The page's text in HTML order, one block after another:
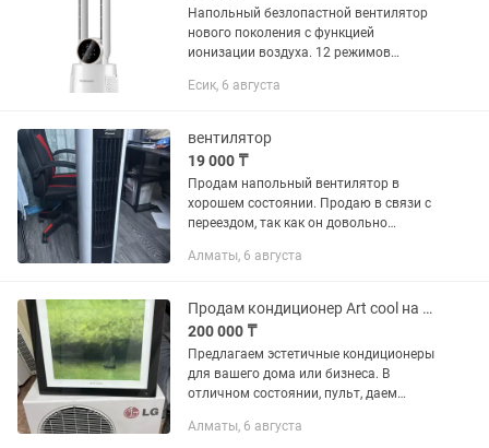
Напольный безлопастной вентилятор
нового поколения с функцией
ионизации воздуха. 12 режимов
автоматический поворот (120
управления управление...
Есик, 6 августа
вентилятор
19 000 ₸
Продам напольный вентилятор в
хорошем состоянии. Продаю в связи с
переездом, так как он довольно
Кондиционер оснащен колесиками,
Алматы, 6 августа
Продам кондиционер Art cool на 27 кв
200 000 ₸
Предлагаем эстетичные кондиционеры
для вашего дома или бизнеса. В
отличном состоянии, пульт, даем
жару и украсят любой интерьер.
Алматы, 6 августа